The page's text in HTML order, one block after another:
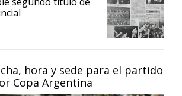
hora y sede para el partido
Copa Argentina